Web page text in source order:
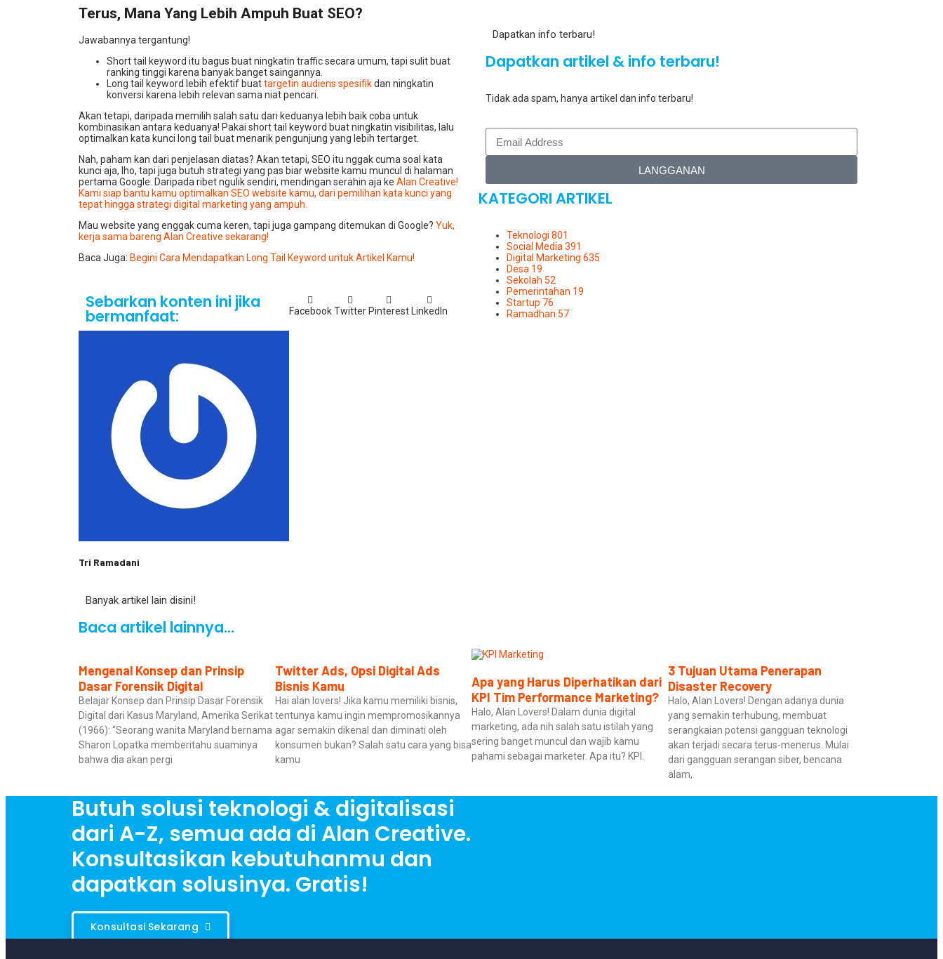
Terus, Mana Yang Lebih Ampuh Buat SEO?
Jawabannya tergantung!
Short tail keyword itu bagus buat ningkatin traffic secara umum, tapi sulit buat
ranking tinggi karena banyak banget saingannya.
Long tail keyword lebih efektif buattargetin audiens spesifikdan ningkatin
konversi karena lebih relevan sama niat pencari.
Akan tetapi, daripada memilih salah satu dari keduanya lebih baik coba untuk
kombinasikan antara keduanya! Pakai short tail keyword buat ningkatin visibilitas, lalu
optimalkan kata kunci long tail buat menarik pengunjung yang lebih tertarget.
Nah, paham kan dari penjelasan diatas? Akan tetapi, SEO itu nggak cuma soal kata
kunci aja, lho, tapi juga butuh strategi yang pas biar website kamu muncul di halaman
pertama Google. Daripada ribet ngulik sendiri, mendingan serahin aja ke Alan Creative!
Kami siap bantu kamu optimalkan SEO website kamu, dari pemilihan kata kunci yang
tepat hingga strategi digital marketing yang ampuh.
Mau website yang enggak cuma keren, tapi juga gampang ditemukan di Google? Yuk,
kerja sama bareng Alan Creative sekarang!
Baca Juga: Begini Cara Mendapatkan Long Tail Keyword untuk Artikel Kamu!
Sebarkan konten ini jika
bermanfaat: Facebook Twitter Pinterest LinkedIn
Tri Ramadani
Dapatkan info terbaru!
Dapatkan artikel & info terbaru!
Tidak ada spam, hanya artikel dan info terbaru!
LANGGANAN
KATEGORI ARTIKEL
Teknologi 801
Social Media391
Digital Marketing 635
Desa 19
Sekolah 52
Pemerintahan 19
Startup 76
Ramadhan 57
Banyak artikel lain disini!
Baca artikel lainnya...
Mengenal Konsep dan Prinsip
Dasar Forensik Digital
Belajar Konsep dan Prinsip Dasar Forensik
Digital dari Kasus Maryland, Amerika Serikat
(1966): “Seorang wanita Maryland bernama
Sharon Lopatka memberitahu suaminya
bahwa dia akan pergi
Twitter Ads, Opsi Digital Ads
Bisnis Kamu
Hai alan lovers! Jika kamu memiliki bisnis,
tentunya kamu ingin mempromosikannya
agar semakin dikenal dan diminati oleh
konsumen bukan? Salah satu cara yang bisa
kamu
Apa yang Harus Diperhatikan dari
KPI Tim Performance Marketing?
Halo, Alan Lovers! Dalam dunia digital
marketing, ada nih salah satu istilah yang
sering banget muncul dan wajib kamu
pahami sebagai marketer. Apa itu? KPI.
⁠3 Tujuan Utama Penerapan
Disaster Recovery
Halo, Alan Lovers! Dengan adanya dunia
yang semakin terhubung, membuat
serangkaian potensi gangguan teknologi
akan terjadi secara terus-menerus. Mulai
dari gangguan serangan siber, bencana
alam,
Butuh solusi teknologi & digitalisasi
dari A-Z, semua ada di Alan Creative.
Konsultasikan kebutuhanmu dan
dapatkan solusinya. Gratis!
Konsultasi Sekarang